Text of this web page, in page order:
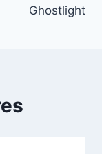
Ghostlight